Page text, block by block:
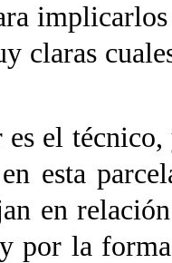
claras
el técnico,
esta
en
por la